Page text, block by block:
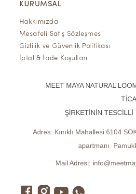
KURUMSAL
Hakkımızda
Mesafeli Satış Sözleşmesi
Gizlilik ve Güvenlik Politikası
İptal & İade Koşulları
MEET MAYA NATURAL
ŞİRKETİNİN TESCİLLİ
Adres: Kınıklı Mahallesi 6104
apartmanı
Mail Adresi: